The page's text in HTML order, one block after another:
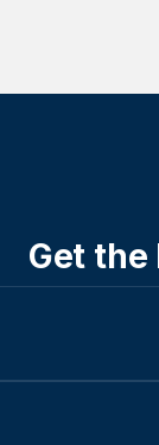
Get